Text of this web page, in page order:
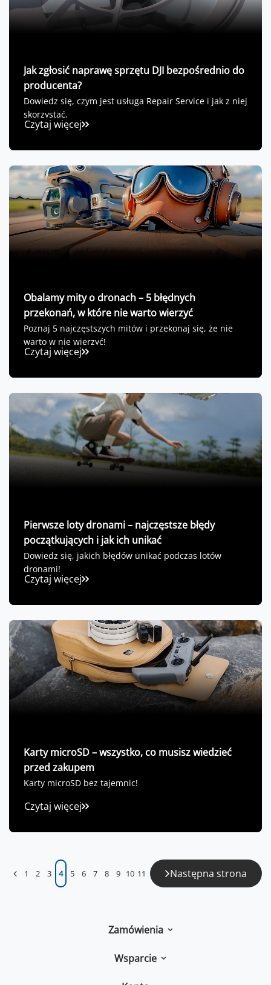
Jak zgłosić naprawę sprzętu DJI bezpośrednio do
producenta?
Dowiedz się, czym jest usługa Repair Service i jak z niej
skorzystać.
Czytaj więcej
Obalamy mity o dronach – 5 błędnych
przekonań, w które nie warto wierzyć
Poznaj 5 najczęstszych mitów i przekonaj się, że nie
warto w nie wierzyć!
Czytaj więcej
Pierwsze loty dronami – najczęstsze błędy
początkujących i jak ich unikać
Dowiedz się, jakich błędów unikać podczas lotów
dronami!
Czytaj więcej
Karty microSD – wszystko, co musisz wiedzieć
przed zakupem
Karty microSD bez tajemnic!
Czytaj więcej
1 2 3 4 5 6 7 8 9 10 11 Następna strona
Zamówienia
Wsparcie